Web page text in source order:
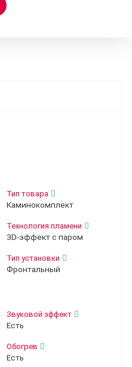
Тип товара
Каминокомплект
Технология пламени
3D-эффект с паром
Тип установки
Фронтальный
Звуковой эффект
Есть
Обогрев
Есть